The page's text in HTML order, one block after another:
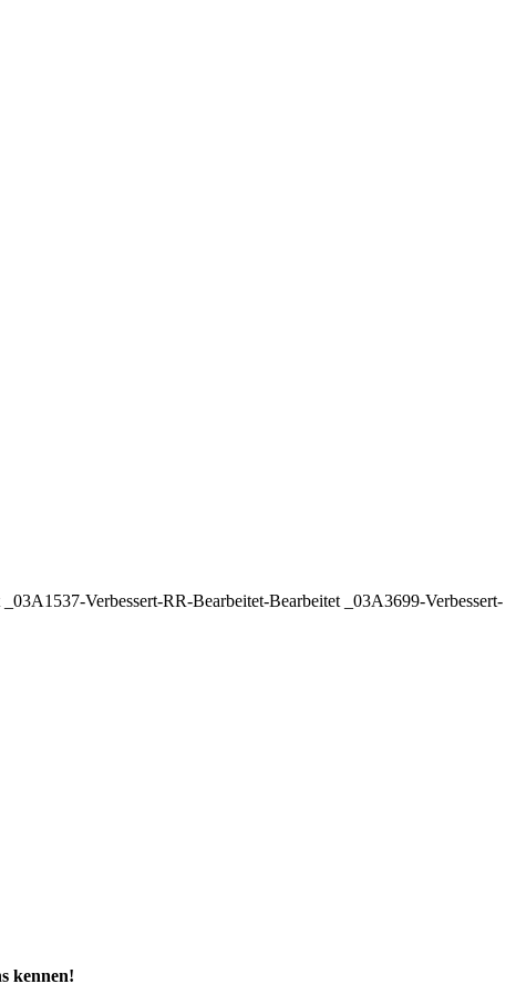
Verbessert-RR-Bearbeitet-Bearbeitet _03A3699-Verbessert-
kennen!